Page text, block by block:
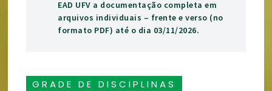
EAD UFV a documentação completa em
arquivos individuais – frente e verso (no
formato PDF) até o dia 03/11/2026.
GRADE DE DISCIPLINAS